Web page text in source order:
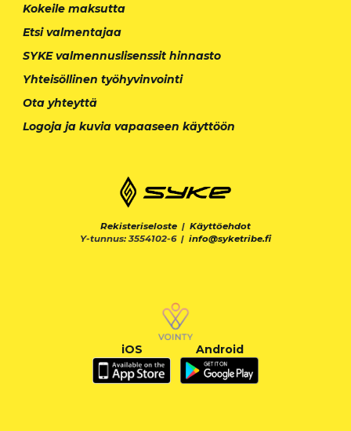
Kokeile maksutta
Etsi valmentajaa
SYKE valmennuslisenssit hinnasto
Yhteisöllinen työhyvinvointi
Ota yhteyttä
Logoja ja kuvia vapaaseen käyttöön
Rekisteriseloste | Käyttöehdot
Y-tunnus: 3554102-6 | info@syketribe.fi
iOS Android